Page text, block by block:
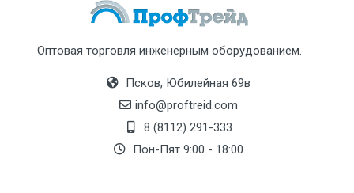
Оптовая торговля инженерным оборудованием.
Псков, Юбилейная 69в
info@proftreid.com
8 (8112) 291-333
Пон-Пят 9:00 - 18:00